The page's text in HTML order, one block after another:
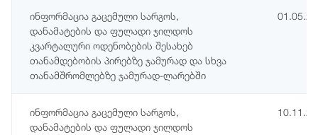
ინფორმაცია გაცემული სარგოს,
დანამატების და ფულადი ჯილდოს
კვარტალური ოდენობების შესახებ
თანამდებობის პირებზე ჯამურად და სხვა
თანამშრომლებზე ჯამურად-ლარებში
ინფორმაცია გაცემული სარგოს,
დანამატების და ფულადი ჯილდოს